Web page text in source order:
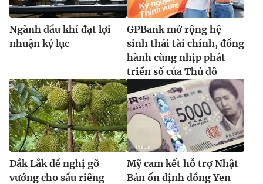
Ngành dầu khí đạt lợi
nhuận kỷ lục
GPBank mở rộng hệ
sinh thái tài chính, đồng
hành cùng nhịp phát
triển số của Thủ đô
Đắk Lắk đề nghị gỡ
vướng cho sầu riêng
Mỹ cam kết hỗ trợ Nhật
Bản ổn định đồng Yen